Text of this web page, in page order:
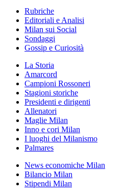
Rubriche
Editoriali e Analisi
Milan sui Social
Sondaggi
Gossip e Curiosità
La Storia
Amarcord
Campioni Rossoneri
Stagioni storiche
Presidenti e dirigenti
Allenatori
Maglie Milan
Inno e cori Milan
I luoghi del Milanismo
Palmares
News economiche Milan
Bilancio Milan
Stipendi Milan